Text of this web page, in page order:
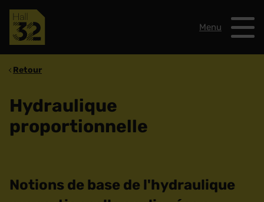
Menu
Retour
Hydraulique
proportionnelle
Notions de base de l'hydraulique